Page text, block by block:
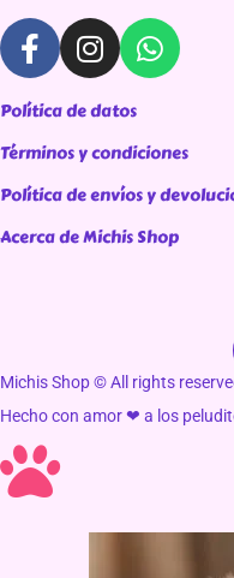
Política de datos
Términos y condiciones
Política de envíos y
Acerca de Michis Shop
Michis Shop © All rights
Hecho con amor ❤ a los